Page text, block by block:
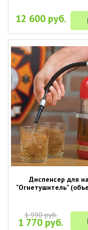
12 600 руб.
Диспенсер для
"Огнетушитель"
1 990 руб.
1 770 руб.